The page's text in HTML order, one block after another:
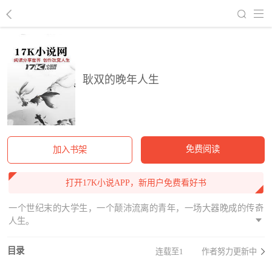
耿双的晚年人生
加入书架 免费阅读
打开17K小说APP，新用户免费看好书
一个世纪末的大学生，一个颠沛流离的青年，一场大器晚成的传奇
人生。
目录 连载至1 作者努力更新中